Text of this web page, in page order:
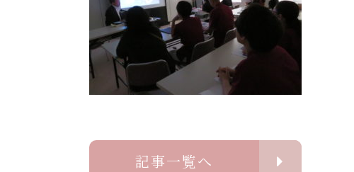
記事一覧へ